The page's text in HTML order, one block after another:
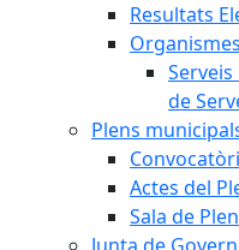
Resultats
de
Plens
Actes del
Sala de